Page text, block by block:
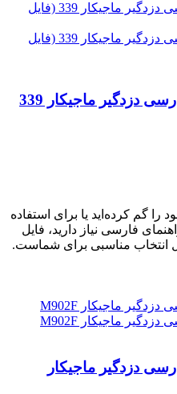
کاتالوگ و دفترچه راهنمای فارسی دزدگیر ماجیکار 339
را گم کرده‌اید یا برای استفاده
ماجیکار 339 به یک راهنمای فارسی نیاز دارید، فایل
انتخاب مناسبی برای شماست.
دزدگیر ماجیکار